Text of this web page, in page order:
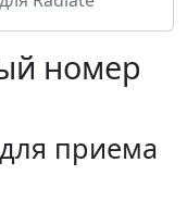
номер
приема